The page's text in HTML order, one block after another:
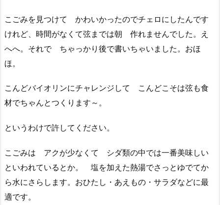
こごみを見つけて かわいかったのでチェロにしたんです
けれど、時間がなくて弦までは朝 作れませんでした。え
へへ。それで ちゃっかり後で書いちゃいました。おほ
ほ。
こんどバイオリンにチャレンジして こんどこそは弦も食
材でちゃんとつくります～。
というわけで許してください。
こごみは アクが少なくて シダ類の中では一番美味しい
といわれているとか。 塩を加えた熱湯でさっとゆでてか
ら水にさらします。おひたし・あえもの・サラダなどに最
適です。